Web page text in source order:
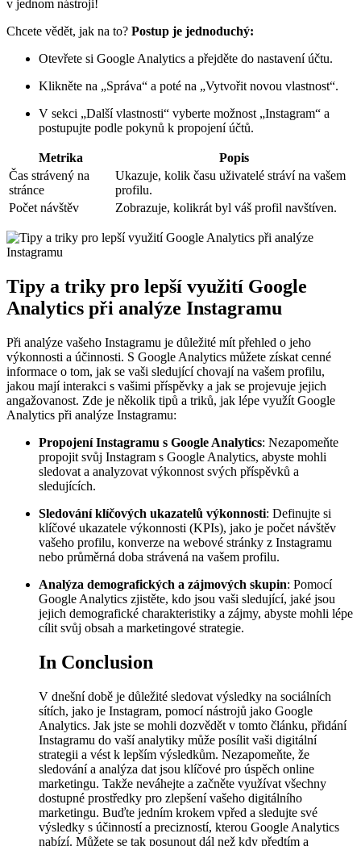
v jednom nástroji!
Chcete vědět, jak na to? Postup je jednoduchý:
Otevřete si Google Analytics a přejděte do nastavení účtu.
Klikněte na „Správa“ a poté na „Vytvořit novou vlastnost“.
V sekci „Další vlastnosti“ vyberte možnost „Instagram“ a
postupujte podle pokynů k propojení účtů.
Metrika
Popis
Čas strávený na
stránce
Ukazuje, kolik času uživatelé stráví na vašem
profilu.
Počet návštěv
Zobrazuje, kolikrát byl váš profil navštíven.
Tipy a triky pro lepší využití Google
Analytics při analýze Instagramu
Při analýze vašeho Instagramu je důležité mít přehled o jeho
výkonnosti a účinnosti. S Google Analytics můžete získat cenné
informace o tom, jak se vaši sledující chovají na vašem profilu,
jakou mají interakci s vašimi příspěvky a jak se projevuje jejich
angažovanost. Zde je několik tipů a triků, jak lépe využít Google
Analytics při analýze Instagramu:
Propojení Instagramu s Google Analytics: Nezapomeňte
propojit svůj Instagram s Google Analytics, abyste mohli
sledovat a analyzovat výkonnost svých příspěvků a
sledujících.
Sledování klíčových ukazatelů výkonnosti: Definujte si
klíčové ukazatele výkonnosti (KPIs), jako je počet návštěv
vašeho profilu, konverze na webové stránky z Instagramu
nebo průměrná doba strávená na vašem profilu.
Analýza demografických a zájmových skupin: Pomocí
Google Analytics zjistěte, kdo jsou vaši sledující, jaké jsou
jejich demografické charakteristiky a zájmy, abyste mohli lépe
cílit svůj obsah a marketingové strategie.
In Conclusion
V dnešní době je důležité sledovat výsledky na sociálních
sítích, jako je Instagram, pomocí nástrojů jako Google
Analytics. Jak jste se mohli dozvědět v tomto článku, přidání
Instagramu do vaší analytiky může posílit vaši digitální
strategii a vést k lepším výsledkům. Nezapomeňte, že
sledování a analýza dat jsou klíčové pro úspěch online
marketingu. Takže neváhejte a začněte využívat všechny
dostupné prostředky pro zlepšení vašeho digitálního
marketingu. Buďte jedním krokem vpřed a sledujte své
výsledky s účinností a precizností, kterou Google Analytics
nabízí. Můžete se tak posunout dál než kdy předtím a